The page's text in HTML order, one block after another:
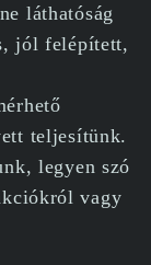
láthatóság
jól felépített,
teljesítünk.
legyen szó
vagy